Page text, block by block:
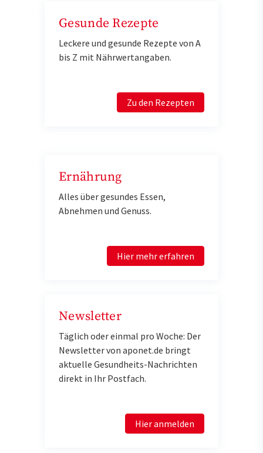
Gesunde Rezepte
Leckere und gesunde Rezepte von A
bis Z mit Nährwertangaben.
Zu den Rezepten
Ernährung
Alles über gesundes Essen,
Abnehmen und Genuss.
Hier mehr erfahren
Newsletter
Täglich oder einmal pro Woche: Der
Newsletter von aponet.de bringt
aktuelle Gesundheits-Nachrichten
direkt in Ihr Postfach.
Hier anmelden